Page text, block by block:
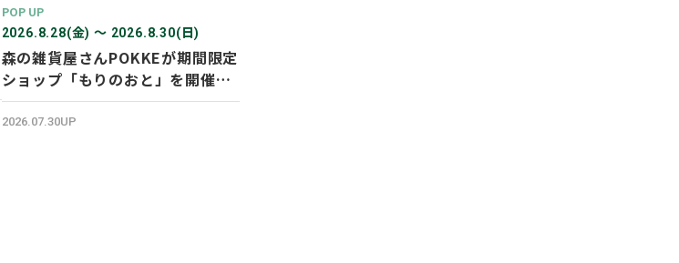
POP UP
2026.8.28(金) 〜 2026.8.30(日)
森の雑貨屋さんPOKKEが期間限定
ショップ「もりのおと」を開催し
ます！
2026.07.30UP